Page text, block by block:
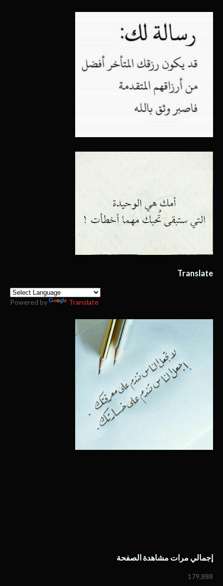
Translate
Powered by Translate
إجمالي مرات مشاهدة الصفحة
179,888